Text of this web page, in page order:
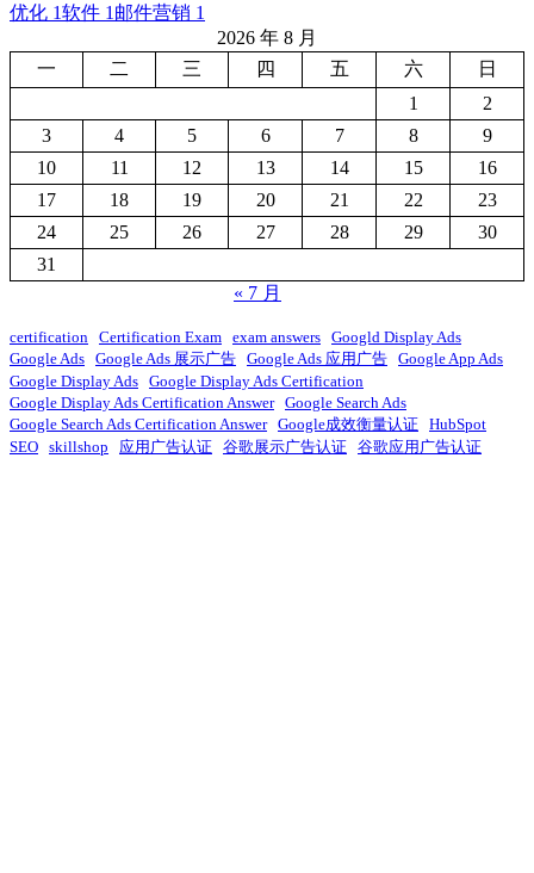
优化 1软件 1 邮件营销 1
2026 年 8 月
一
二 三 四 五 六
日
1
2
3
4 5 6 7 8
9
10
11 12 13 14 15
16
17
18 19 20 21 22
23
24
25 26 27 28 29
30
31
« 7 月
certification Certification Exam exam answers Googld Display Ads
Google Ads Google Ads 展示广告 Google Ads 应用广告 Google App Ads
Google Display Ads Google Display Ads Certification
Google Display Ads Certification Answer Google Search Ads
Google Search Ads Certification Answer Google成效衡量认证 HubSpot
SEO skillshop 应用广告认证 谷歌展示广告认证 谷歌应用广告认证